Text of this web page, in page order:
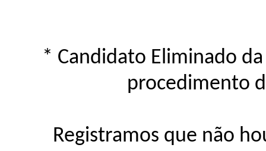
* Candidato Eliminado
procedimento
Registramos que não